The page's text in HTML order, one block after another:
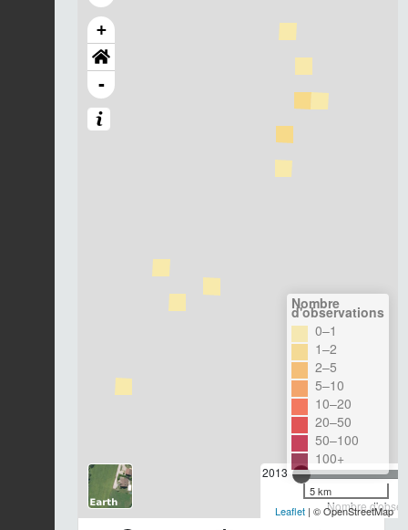
+
-
2013
Nombre
Nombre
d'observations
0–1
1–2
2–5
5–10
10–20
20–50
50–100
100+
5 km
Leaflet | © OpenStreetMap